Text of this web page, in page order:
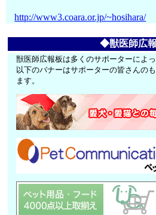
http://www3.coara.or.jp/~hosihara/
◆獣医師広
獣医師広報板は多くのサポーターによ
以下のバナーはサポーターの皆さんの
ます。